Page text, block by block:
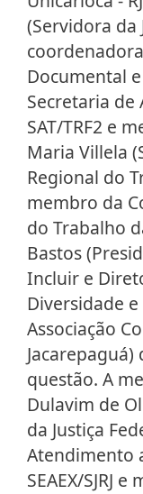
(Servidora da
Documental
Secretaria
SAT/TRF2 e
Maria Villela
Regional do
membro da
do Trabalho
Bastos
Incluir e
Diversidade e
Associação
questão. A
Dulavim de
da Justiça
Atendimento
SEAEX/SJRJ